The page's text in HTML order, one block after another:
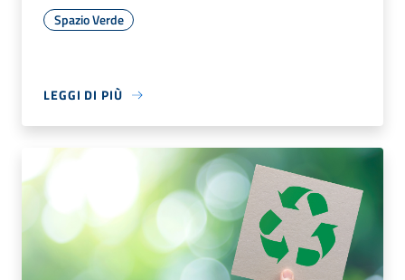
Spazio Verde
LEGGI DI PIÙ